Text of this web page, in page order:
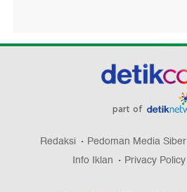
part of
Redaksi Pedoman Media Siber
Info Iklan
Privacy Policy